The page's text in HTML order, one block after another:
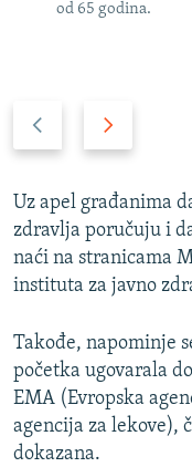
od 65 godina.
t
h
o
d
i
s
l
a
j
e
d
n
l
a
j
d
Uz apel građanima
zdravlja poručuju i
naći na stranicama
instituta za javno
Takođe, napominje
početka ugovarala
EMA (Evropska
agencija za lekove),
dokazana.